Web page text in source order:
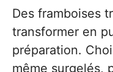
Des framboises
transformer en
préparation.
même surgelés,